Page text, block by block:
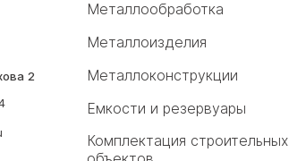
2
Металлообработка
Металлоизделия
Металлоконструкции
Емкости и резервуары
Комплектация строительных